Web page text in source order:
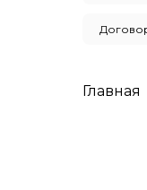
Главная